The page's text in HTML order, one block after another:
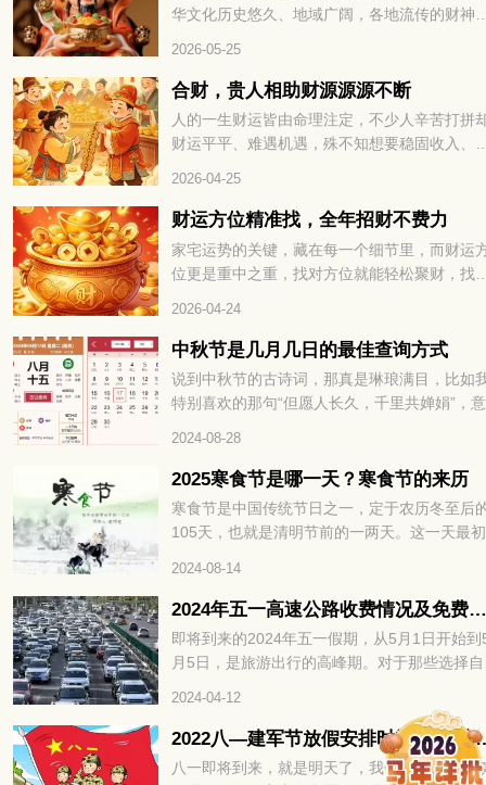
华文化历史悠久、地域广阔，各地流传的财神
来历与寓意。
2026-05-25
合财，贵人相助财源源源不断
人的一生财运皆由命理注定，不少人辛苦打拼
财运平平、难遇机遇，殊不知想要稳固收入、
的命理奥秘。
2026-04-25
财运方位精准找，全年招财不费力
家宅运势的关键，藏在每一个细节里，而财运
位更是重中之重，找对方位就能轻松聚财，找
心关键，财运方位。掌握对的方法，不用刻意
力，就能让财富主动靠近，财运方位精准找，
年招财不费力，接下来就为大家详细拆解如何
速找准财运方位，解锁全年招财密码。
2026-04-24
中秋节是几月几日的最佳查询方式
说到中秋节的古诗词，那真是琳琅满目，比如
特别喜欢的那句“但愿人长久，千里共婵娟”，
八月十五。那你知道阳历中2024年中秋节是几
几日吗？
2024-08-28
2025寒食节是哪一天？寒食节的来历
寒食节是中国传统节日之一，定于农历冬至后
105天，也就是清明节前的一两天。这一天最
承了两千多年，曾被誉为中国民间最大的祭日
那么，2025寒食节是哪一天呢？让我们一起来
看吧。
2024-08-14
2024年五一高速公路收费情况及免费时间
即将到来的2024年五一假期，从5月1日开始到
月5日，是旅游出行的高峰期。对于那些选择
够免通行费。通常情况下，五一高速公路会有
费时间段，但每年的具体时间都不尽相同。所
以，让我们一同前往黄历小编的指导下，了解
2024-04-12
2022八—建军节放假安排
八一即将到来，就是明天了，我们对八一的印